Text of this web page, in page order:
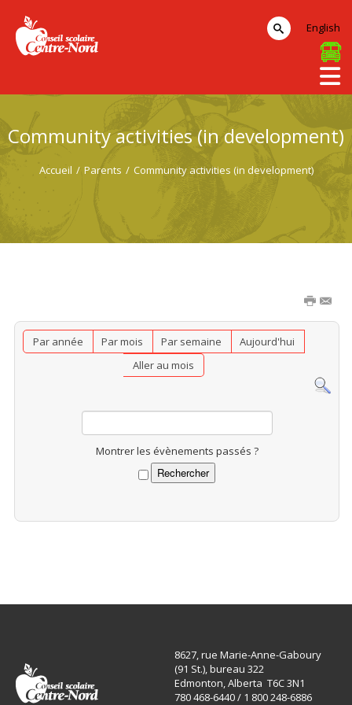
Community activities (in development)
Accueil / Parents / Community activities (in development)
Par année Par mois Par semaine
Aujourd'hui
Aller au mois
Montrer les évènements passés ?
English
8627, rue Marie-Anne-Gaboury
(91 St.), bureau 322
Edmonton, Alberta T6C 3N1
780 468-6440 / 1 800 248-6886